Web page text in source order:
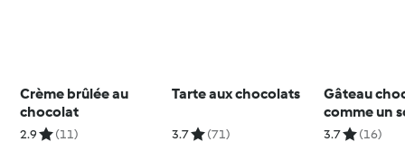
Crème brûlée au
chocolat
2.9 (11)
Tarte aux chocolats
3.7 (71)
Gâteau
comme un
3.7 (16)